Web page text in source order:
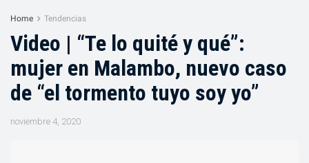
Home Tendencias
Video | “Te lo quité y qué”:
mujer en Malambo, nuevo caso
de “el tormento tuyo soy yo”
noviembre 4, 2020